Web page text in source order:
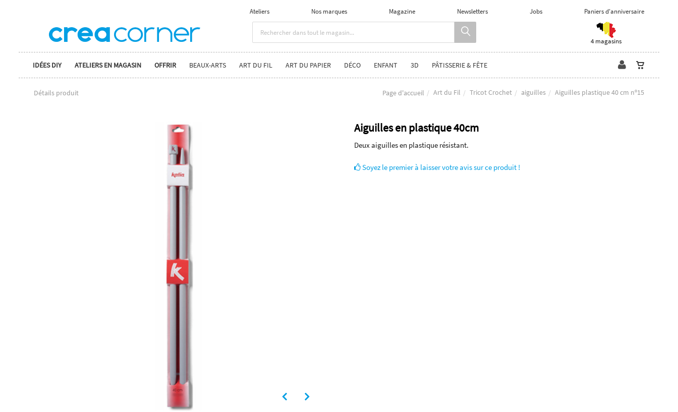
Ateliers Nos marques Magazine Newsletters Jobs Paniers d'anniversaire
4 magasins
IDÉES DIY ATELIERS EN MAGASIN OFFRIR BEAUX-ARTS ART DU FIL ART DU PAPIER DÉCO ENFANT 3D PÂTISSERIE & FÊTE
Détails produit Page d'accueil Art du Fil Tricot Crochet aiguilles Aiguilles plastique 40 cm nº15
Aiguilles en plastique 40cm
Deux aiguilles en plastique résistant.
Soyez le premier à laisser votre avis sur ce produit !